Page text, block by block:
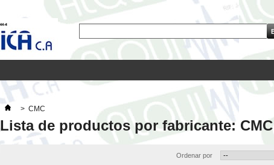
> CMC
Lista de productos por fabricante: CMC
Ordenar por